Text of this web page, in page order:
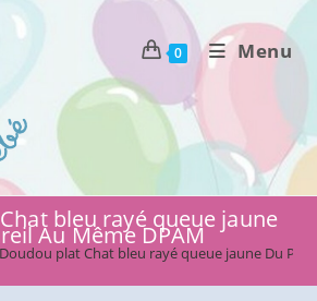
0 Menu
bleu rayé queue jaune
Au Même DPAM
Doudou plat Chat bleu rayé queue jaune Du